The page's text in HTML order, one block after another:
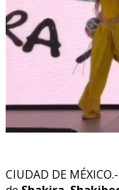
CIUDAD DE